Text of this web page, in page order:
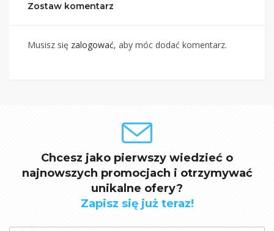
Zostaw komentarz
Musisz się zalogować, aby móc dodać komentarz.
Chcesz jako pierwszy wiedzieć o
najnowszych promocjach i otrzymywać
unikalne ofery?
Zapisz się już teraz!